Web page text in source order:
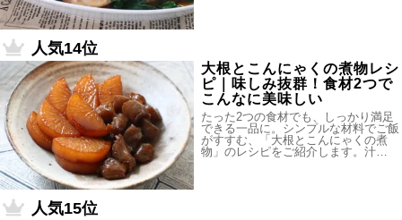
人気14位
大根とこんにゃくの煮物レシ
ピ｜味しみ抜群！食材2つで
こんなに美味しい
たった2つの食材でも、しっかり満足
できる一品に。シンプルな材料でご飯
がすすむ、「大根とこんにゃくの煮
物」のレシピをご紹介します。汁…
人気15位